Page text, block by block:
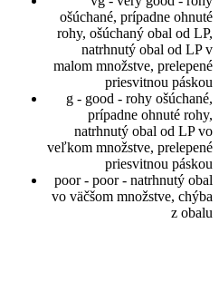
ošúchané, prípadne ohnuté
rohy, ošúchaný obal od LP,
natrhnutý obal od LP v
malom množstve, prelepené
priesvitnou páskou
g - good - rohy ošúchané,
prípadne ohnuté rohy,
natrhnutý obal od LP vo
veľkom množstve, prelepené
priesvitnou páskou
poor - poor - natrhnutý obal
vo väčšom množstve, chýba
z obalu